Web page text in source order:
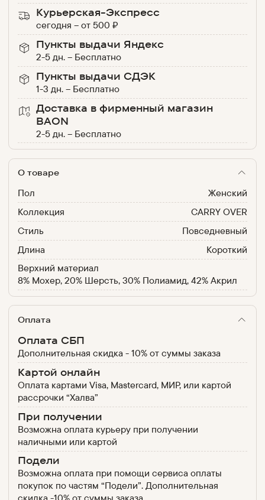
Курьерская-Экспресс
сегодня –от500 ₽
Пункты выдачи Яндекс
2-5 дн. – Бесплатно
Пункты выдачи СДЭК
1-3 дн. – Бесплатно
Доставка в фирменный магазин
BAON
2-5 дн. – Бесплатно
О товаре
Пол
Женский
Коллекция
CARRY OVER
Стиль
Повседневный
Длина
Короткий
Верхний материал
8% Мохер, 20% Шерсть, 30% Полиамид, 42% Акрил
Оплата
Оплата СБП
Дополнительная скидка - 10% от суммы заказа
Картой онлайн
Оплата картами Visa, Mastercard, МИР, или картой
рассрочки “Халва”
При получении
Возможна оплата курьеру при получении
наличными или картой
Подели
Возможна оплата при помощи сервиса оплаты
покупок по частям “Подели”. Дополнительная